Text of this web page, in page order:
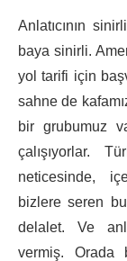
Anlatıcının
baya sinirli.
yol tarifi için
sahne de
bir grubumuz
çalışıyorlar.
neticesinde,
bizlere seren
delalet. Ve
vermiş. Orada